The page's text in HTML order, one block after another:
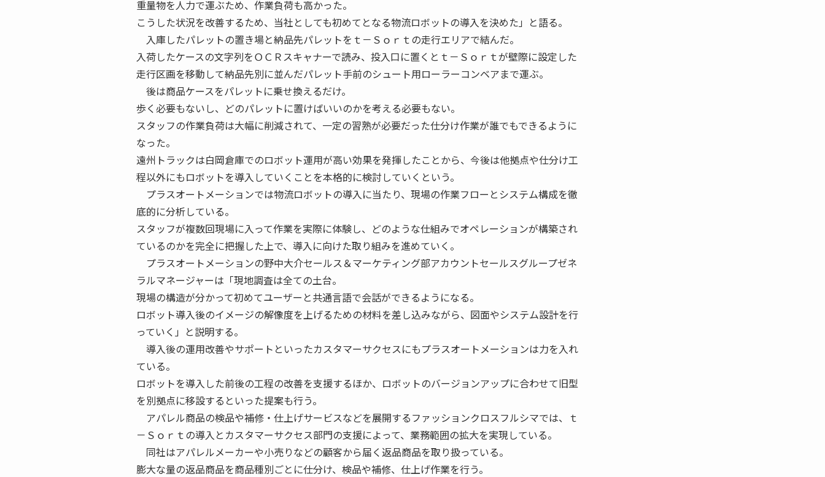
重量物を人力で運ぶため、作業負荷も高かった。
こうした状況を改善するため、当社としても初めてとなる物流ロボットの導入を決めた」と語る。
入庫したパレットの置き場と納品先パレットをｔ－Ｓｏｒｔの走行エリアで結んだ。
入荷したケースの文字列をＯＣＲスキャナーで読み、投入口に置くとｔ－Ｓｏｒｔが壁際に設定した
走行区画を移動して納品先別に並んだパレット手前のシュート用ローラーコンベアまで運ぶ。
後は商品ケースをパレットに乗せ換えるだけ。
歩く必要もないし、どのパレットに置けばいいのかを考える必要もない。
スタッフの作業負荷は大幅に削減されて、一定の習熟が必要だった仕分け作業が誰でもできるように
なった。
遠州トラックは白岡倉庫でのロボット運用が高い効果を発揮したことから、今後は他拠点や仕分け工
程以外にもロボットを導入していくことを本格的に検討していくという。
プラスオートメーションでは物流ロボットの導入に当たり、現場の作業フローとシステム構成を徹
底的に分析している。
スタッフが複数回現場に入って作業を実際に体験し、どのような仕組みでオペレーションが構築され
ているのかを完全に把握した上で、導入に向けた取り組みを進めていく。
プラスオートメーションの野中大介セールス＆マーケティング部アカウントセールスグループゼネ
ラルマネージャーは「現地調査は全ての土台。
現場の構造が分かって初めてユーザーと共通言語で会話ができるようになる。
ロボット導入後のイメージの解像度を上げるための材料を差し込みながら、図面やシステム設計を行
っていく」と説明する。
導入後の運用改善やサポートといったカスタマーサクセスにもプラスオートメーションは力を入れ
ている。
ロボットを導入した前後の工程の改善を支援するほか、ロボットのバージョンアップに合わせて旧型
を別拠点に移設するといった提案も行う。
アパレル商品の検品や補修・仕上げサービスなどを展開するファッションクロスフルシマでは、ｔ
－Ｓｏｒｔの導入とカスタマーサクセス部門の支援によって、業務範囲の拡大を実現している。
同社はアパレルメーカーや小売りなどの顧客から届く返品商品を取り扱っている。
膨大な量の返品商品を商品種別ごとに仕分け、検品や補修、仕上げ作業を行う。